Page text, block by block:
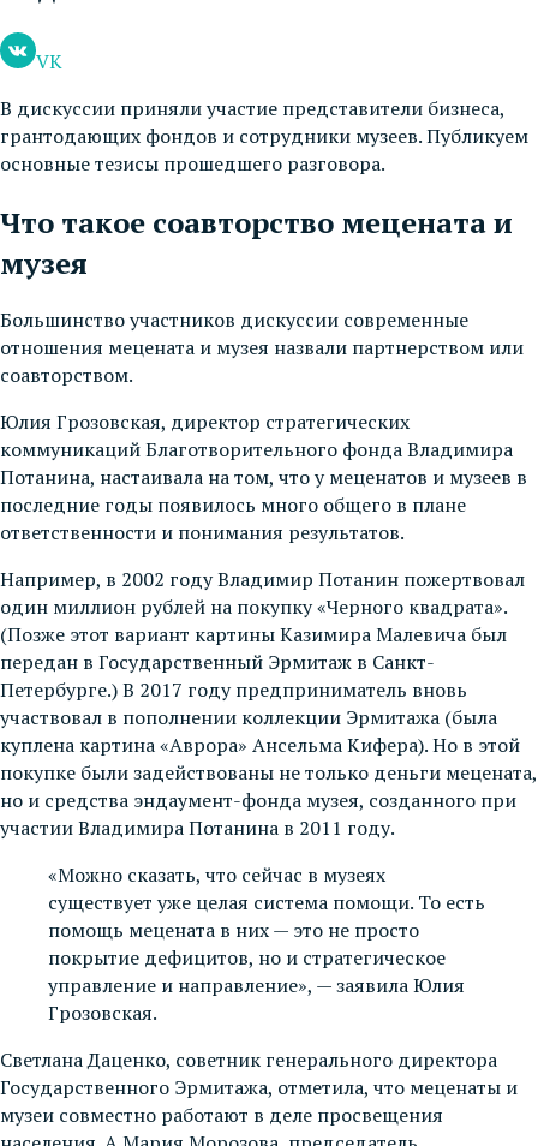
VK
В дискуссии приняли участие представители бизнеса,
грантодающих фондов и сотрудники музеев. Публикуем
основные тезисы прошедшего разговора.
Что такое соавторство мецената и
музея
Большинство участников дискуссии современные
отношения мецената и музея назвали партнерством или
соавторством.
Юлия Грозовская, директор стратегических
коммуникаций Благотворительного фонда Владимира
Потанина, настаивала на том, что у меценатов и музеев в
последние годы появилось много общего в плане
ответственности и понимания результатов.
Например, в 2002 году Владимир Потанин пожертвовал
один миллион рублей на покупку «Черного квадрата».
(Позже этот вариант картины Казимира Малевича был
передан в Государственный Эрмитаж в Санкт-
Петербурге.) В 2017 году предприниматель вновь
участвовал в пополнении коллекции Эрмитажа (была
куплена картина «Аврора» Ансельма Кифера). Но в этой
покупке были задействованы не только деньги мецената,
но и средства эндаумент-фонда музея, созданного при
участии Владимира Потанина в 2011 году.
«Можно сказать, что сейчас в музеях
существует уже целая система помощи. То есть
помощь мецената в них — это не просто
покрытие дефицитов, но и стратегическое
управление и направление», — заявила Юлия
Грозовская.
Светлана Даценко, советник генерального директора
Государственного Эрмитажа, отметила, что меценаты и
музеи совместно работают в деле просвещения